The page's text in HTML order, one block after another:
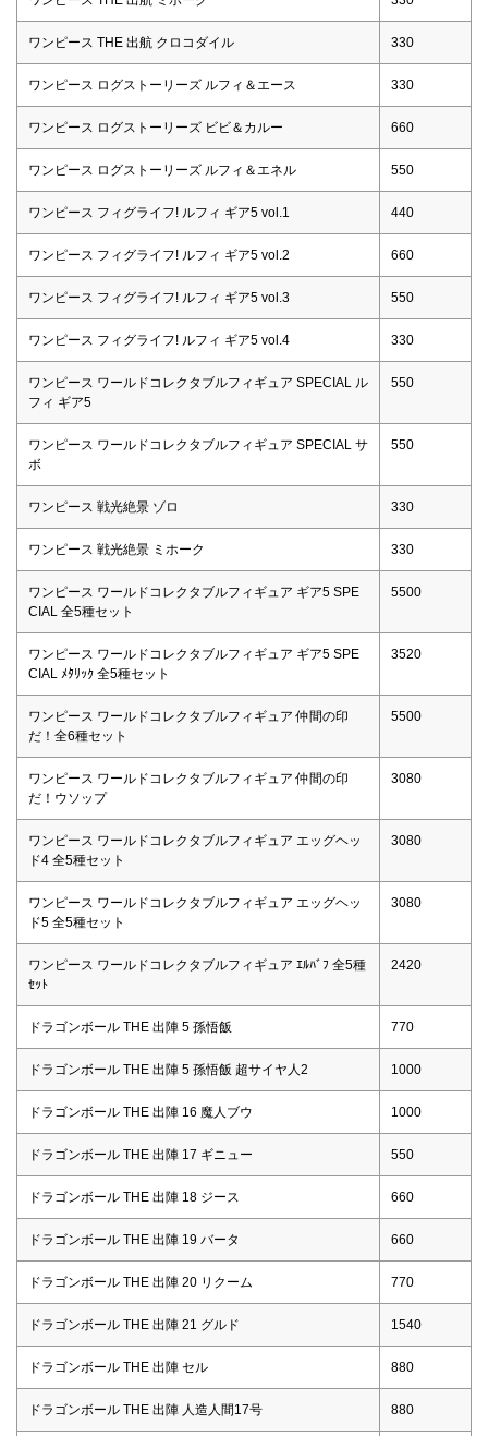
ワンピース THE 出航 クロコダイル 330
ワンピース ログストーリーズ ルフィ＆エース 330
ワンピース ログストーリーズ ビビ＆カルー 660
ワンピース ログストーリーズ ルフィ＆エネル 550
ワンピース フィグライフ! ルフィ ギア5 vol.1 440
ワンピース フィグライフ! ルフィ ギア5 vol.2 660
ワンピース フィグライフ! ルフィ ギア5 vol.3 550
ワンピース フィグライフ! ルフィ ギア5 vol.4 330
ワンピース ワールドコレクタブルフィギュア SPECIAL ル
フィ ギア5
550
ワンピース ワールドコレクタブルフィギュア SPECIAL サ
ボ
550
ワンピース 戦光絶景 ゾロ 330
ワンピース 戦光絶景 ミホーク 330
ワンピース ワールドコレクタブルフィギュア ギア5 SPE
CIAL 全5種セット
5500
ワンピース ワールドコレクタブルフィギュア ギア5 SPE
CIAL ﾒﾀﾘｯｸ 全5種セット
3520
ワンピース ワールドコレクタブルフィギュア 仲間の印
だ！全6種セット
5500
ワンピース ワールドコレクタブルフィギュア 仲間の印
だ！ウソップ
3080
ワンピース ワールドコレクタブルフィギュア エッグヘッ
ド4 全5種セット
3080
ワンピース ワールドコレクタブルフィギュア エッグヘッ
ド5 全5種セット
3080
ワンピース ワールドコレクタブルフィギュア ｴﾙﾊﾞﾌ 全5種
ｾｯﾄ
2420
ドラゴンボール THE 出陣 5 孫悟飯 770
ドラゴンボール THE 出陣 5 孫悟飯 超サイヤ人2 1000
ドラゴンボール THE 出陣 16 魔人ブウ 1000
ドラゴンボール THE 出陣 17 ギニュー 550
ドラゴンボール THE 出陣 18 ジース 660
ドラゴンボール THE 出陣 19 バータ 660
ドラゴンボール THE 出陣 20 リクーム 770
ドラゴンボール THE 出陣 21 グルド 1540
ドラゴンボール THE 出陣 セル 880
ドラゴンボール THE 出陣 人造人間17号 880